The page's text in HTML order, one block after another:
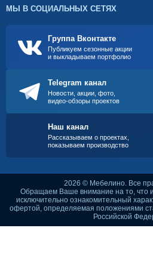
МЫ В СОЦИАЛЬНЫХ СЕТЯХ
Группа Вконтакте
Публикуем сезонные акции
и выкладываем портфолио
Telegram канал
Новости, акции, фото,
видео-обзоры проектов
Наш канал
Рассказываем о проектах,
показываем производство
2026 © Мебелино. Все
Обращаем Ваше внимание на то, что
исключительно ознакомительный
офертой, определяемая положениями
Российской